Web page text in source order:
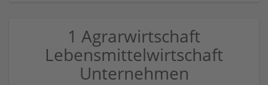
1 Agrarwirtschaft
Lebensmittelwirtschaft
Unternehmen